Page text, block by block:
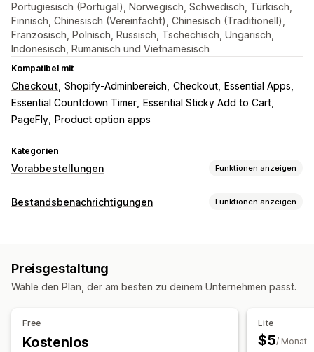
Portugiesisch (Portugal), Norwegisch, Schwedisch, Türkisch,
Finnisch, Chinesisch (Vereinfacht), Chinesisch (Traditionell),
Französisch, Polnisch, Russisch, Tschechisch, Ungarisch,
Indonesisch, Rumänisch und Vietnamesisch
Kompatibel mit
Checkout Shopify-Adminbereich Checkout
Essential Apps
Essential Countdown Timer
Essential Sticky Add to Cart
PageFly
Product option apps
Kategorien
Vorabbestellungen Funktionen anzeigen
Art der Bestellung
Anpassung
Schaltflächen
Banner
Benutzerdefiniertes Branding
Mehrere Sprachen
Verfügbarkeitsdatum
Bestandsbenachrichtigungen Funktionen anzeigen
Manuelle Benachrichtigungen
Wieder auf Lager Vorabbestellungen Mehrere Sprachen
Benutzerdefinierte Benachrichtigungen
Preisgestaltung
Wähle den Plan, der am besten zu deinem Unternehmen passt.
Free
Kostenlos
Lite
$5/ Monat